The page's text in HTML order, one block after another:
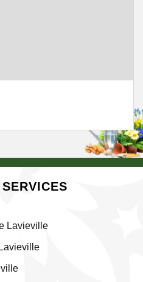
Lavieville